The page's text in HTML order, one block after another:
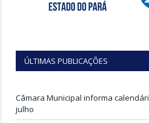
ÚLTIMAS PUBLICAÇÕES
Câmara Municipal informa
julho